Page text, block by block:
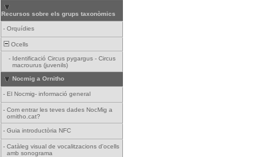
Recursos sobre els grups taxonòmics
- Orquídies
Ocells
- Identificació Circus pygargus - Circus
macrourus (juvenils)
Nocmig a Ornitho
- El Nocmig- informació general
- Com entrar les teves dades NocMig a
ornitho.cat?
- Guia introductòria NFC
- Catàleg visual de vocalitzacions d'ocells
amb sonograma